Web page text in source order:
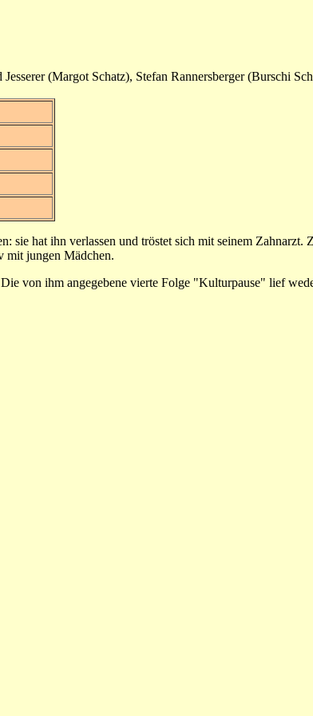
(Margot Schatz), Stefan Rannersberger (Burschi
sie hat ihn verlassen und tröstet sich mit seinem
mit jungen Mädchen.
von ihm angegebene vierte Folge "Kulturpause" lief